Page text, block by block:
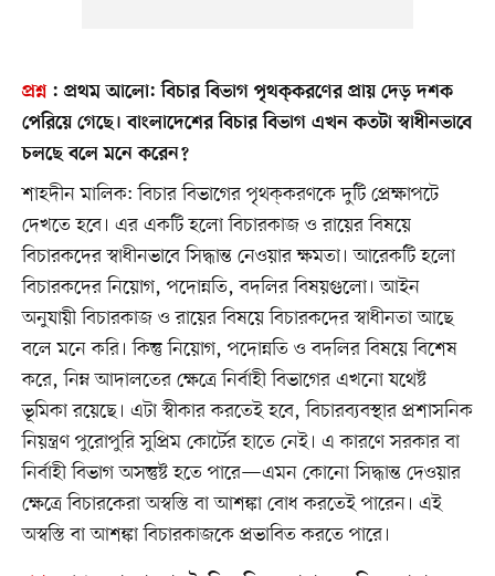
প্রশ্ন: প্রথম আলো: বিচার বিভাগ পৃথক্‌করণের প্রায় দেড় দশক
পেরিয়ে গেছে। বাংলাদেশের বিচার বিভাগ এখন কতটা স্বাধীনভাবে
চলছে বলে মনে করেন?
শাহদীন মালিক: বিচার বিভাগের পৃথক্‌করণকে দুটি প্রেক্ষাপটে
দেখতে হবে। এর একটি হলো বিচারকাজ ও রায়ের বিষয়ে
বিচারকদের স্বাধীনভাবে সিদ্ধান্ত নেওয়ার ক্ষমতা। আরেকটি হলো
বিচারকদের নিয়োগ, পদোন্নতি, বদলির বিষয়গুলো। আইন
অনুযায়ী বিচারকাজ ও রায়ের বিষয়ে বিচারকদের স্বাধীনতা আছে
বলে মনে করি। কিন্তু নিয়োগ, পদোন্নতি ও বদলির বিষয়ে বিশেষ
করে, নিম্ন আদালতের ক্ষেত্রে নির্বাহী বিভাগের এখনো যথেষ্ট
ভূমিকা রয়েছে। এটা স্বীকার করতেই হবে, বিচারব্যবস্থার প্রশাসনিক
নিয়ন্ত্রণ পুরোপুরি সুপ্রিম কোর্টের হাতে নেই। এ কারণে সরকার বা
নির্বাহী বিভাগ অসন্তুষ্ট হতে পারে—এমন কোনো সিদ্ধান্ত দেওয়ার
ক্ষেত্রে বিচারকেরা অস্বস্তি বা আশঙ্কা বোধ করতেই পারেন। এই
অস্বস্তি বা আশঙ্কা বিচারকাজকে প্রভাবিত করতে পারে।